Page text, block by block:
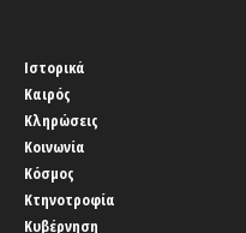
Ιστορικά
Καιρός
Κληρώσεις
Κοινωνία
Κόσμος
Κτηνοτροφία
Κυβέρνηση